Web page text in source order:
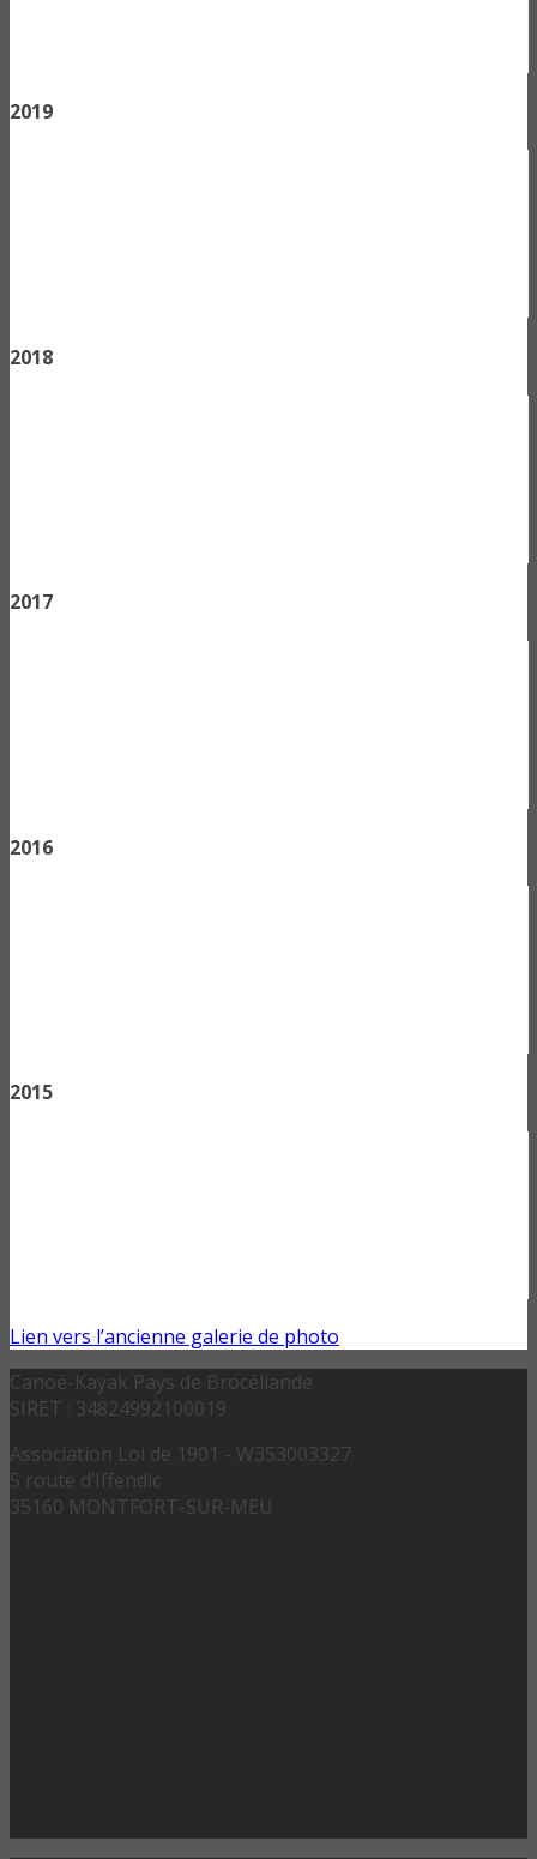
2019
2018
2017
2016
2015
Lien vers l’ancienne galerie de photo
Canoë-Kayak Pays de Brocéliande
SIRET : 34824992100019
Association Loi de 1901 - W353003327
5 route d’Iffendic
35160 MONTFORT-SUR-MEU